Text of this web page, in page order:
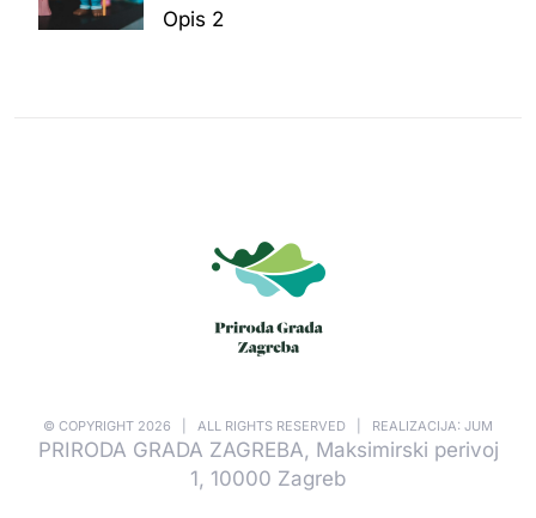
Opis 2
© COPYRIGHT 2026 | ALL RIGHTS RESERVED | REALIZACIJA: JUM
PRIRODA GRADA ZAGREBA, Maksimirski perivoj
1, 10000 Zagreb